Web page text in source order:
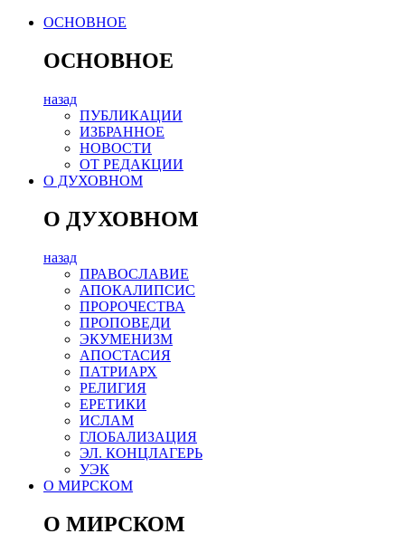
ОСНОВНОЕ
ОСНОВНОЕ
назад
ПУБЛИКАЦИИ
ИЗБРАННОЕ
НОВОСТИ
ОТ РЕДАКЦИИ
О ДУХОВНОМ
О ДУХОВНОМ
назад
ПРАВОСЛАВИЕ
АПОКАЛИПСИС
ПРОРОЧЕСТВА
ПРОПОВЕДИ
ЭКУМЕНИЗМ
АПОСТАСИЯ
ПАТРИАРХ
РЕЛИГИЯ
ЕРЕТИКИ
ИСЛАМ
ГЛОБАЛИЗАЦИЯ
ЭЛ. КОНЦЛАГЕРЬ
УЭК
О МИРСКОМ
О МИРСКОМ